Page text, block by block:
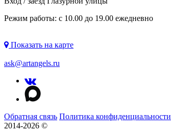
Режим работы: с 10.00 до 19.00 ежедневно
Показать на карте
ask@artangels.ru
Обратная связь Политика конфиденциальности
2014-2026 ©